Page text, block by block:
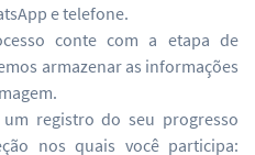
e telefone.
conte com a etapa de
armazenar as informações
um registro do seu progresso
nos quais você participa: